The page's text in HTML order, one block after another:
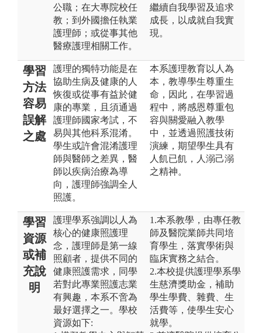
公職；在大專院校任
教；到外國擔任執業
護理師；或從事其他
醫療護理相關工作。
繼續自我學習及追求
成長，以成就自我實
現。
學習
方法
容易
誤解
之處
護理的獨特功能是在
協助生病及健康的人
恢復或從事有益於健
康的專業，且須通過
護理師國家考試，不
易與其他科系混淆。
學生或許會混淆護理
師與醫師之差異，醫
師以疾病治療為導
向，護理師強調全人
照護。
本系護理教育以人為
本，教導學生尊重生
命，因此，在學習過
程中，將感恩尊重包
容與關愛融入教學
中，並透過照護技術
演練，期望學生具有
人飢已飢，人溺己溺
之精神。
學習
資源
或補
充說
明
護理學系強調以人為
核心的健康照護理
念，護理師是第一線
照顧者，提供不同的
健康照護需求，同學
若對此專業照護志業
有興趣，本系不啻為
最好選擇之一。學校
資源如下:
1.本系教學，由專任教
師及醫院業師共同培
育學生，落實學術與
臨床實務之結合。
2.本校提供護理學系學
生慈濟獎助金，補助
學生學費、雜費、生
活費等，使學生安心
就學。